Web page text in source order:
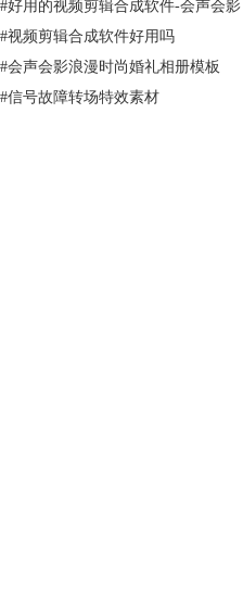
#好用的视频剪辑合成软件-会声会影
#视频剪辑合成软件好用吗
#会声会影浪漫时尚婚礼相册模板
#信号故障转场特效素材